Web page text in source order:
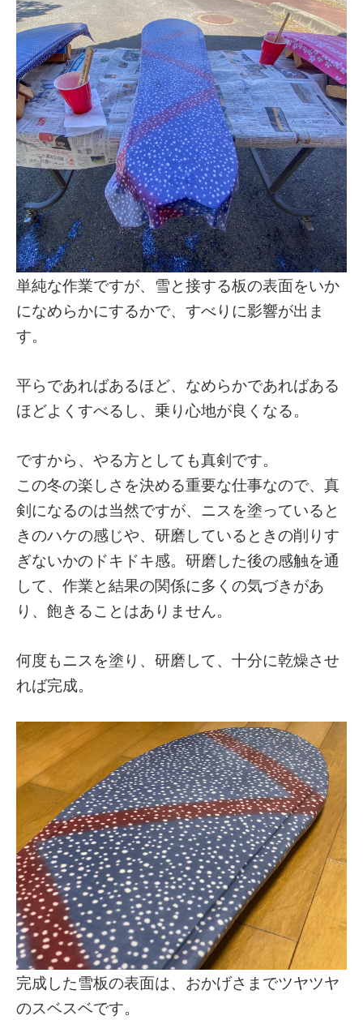
単純な作業ですが、雪と接する板の表面をいか
になめらかにするかで、すべりに影響が出ま
す。
平らであればあるほど、なめらかであればある
ほどよくすべるし、乗り心地が良くなる。
ですから、やる方としても真剣です。
この冬の楽しさを決める重要な仕事なので、真
剣になるのは当然ですが、ニスを塗っていると
きのハケの感じや、研磨しているときの削りす
ぎないかのドキドキ感。研磨した後の感触を通
して、作業と結果の関係に多くの気づきがあ
り、飽きることはありません。
何度もニスを塗り、研磨して、十分に乾燥させ
れば完成。
完成した雪板の表面は、おかげさまでツヤツヤ
のスベスベです。